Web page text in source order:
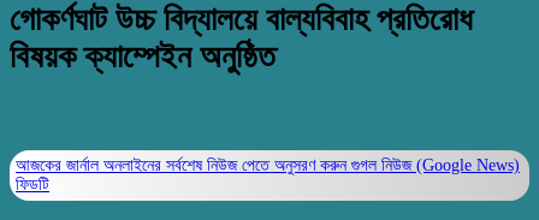
গোকর্ণঘাট উচ্চ বিদ্যালয়ে বাল্যবিবাহ প্রতিরোধ
বিষয়ক ক্যাম্পেইন অনুষ্ঠিত
আজকের জার্নাল অনলাইনের সর্বশেষ নিউজ পেতে অনুসরণ করুন গুগল নিউজ (Google News)
ফিডটি